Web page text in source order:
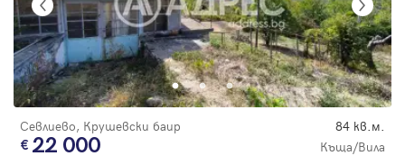
Севлиево, Крушевски баир 84 кв.м.
22 000 Къща/Вила